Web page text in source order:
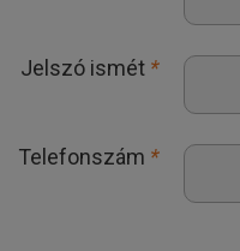
Jelszó ismét *
Telefonszám *